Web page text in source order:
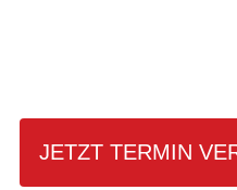
JETZT TERMIN